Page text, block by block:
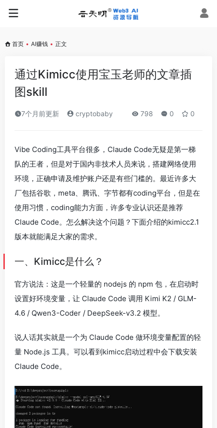
首页 • AI赚钱 • 正文
通过Kimicc使用宝玉老师的文章插
图skill
7个月前更新 cryptobaby 798 0 0
Vibe Coding工具平台很多，Claude Code无疑是第一梯
队的王者，但是对于国内非技术人员来说，搭建网络使用
环境，正确申请及维护账户还是有些门槛的。最近许多大
厂包括谷歌，meta、腾讯、字节都有coding平台，但是在
使用习惯，coding能力方面，许多专业认识还是推荐
Claude Code。怎么解决这个问题？下面介绍的kimicc2.1
版本就能满足大家的需求。
一、Kimicc是什么？
官方说法：这是一个轻量的 nodejs 的 npm 包，在启动时
设置好环境变量，让 Claude Code 调用 Kimi K2 / GLM-
4.6 / Qwen3-Coder / DeepSeek-v3.2 模型。
说人话其实就是一个为 Claude Code 做环境变量配置的轻
量 Node.js 工具。可以看到kimicc启动过程中会下载安装
Claude Code。